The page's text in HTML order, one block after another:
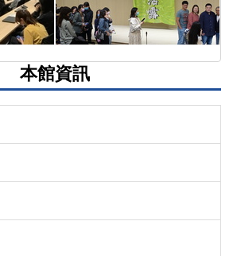
本館資訊